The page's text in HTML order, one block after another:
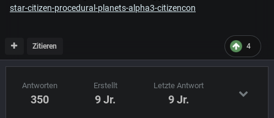
star-citizen-procedural-planets-alpha3-citizencon
4
Zitieren
Antworten
350
Erstellt
9 Jr.
Letzte Antwort
9 Jr.